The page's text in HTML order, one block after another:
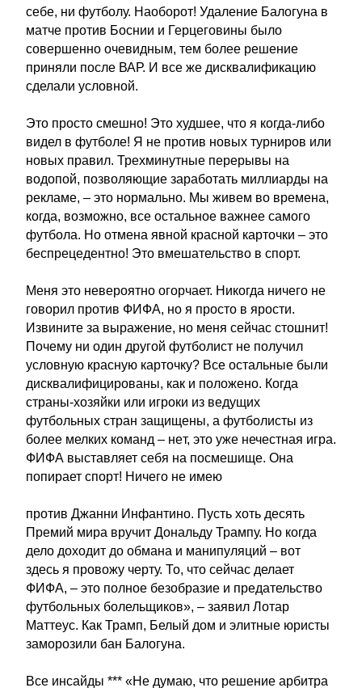
себе, ни футболу. Наоборот! Удаление Балогуна в
матче против Боснии и Герцеговины было
совершенно очевидным, тем более решение
приняли после ВАР. И все же дисквалификацию
сделали условной.
Это просто смешно! Это худшее, что я когда-либо
видел в футболе! Я не против новых турниров или
новых правил. Трехминутные перерывы на
водопой, позволяющие заработать миллиарды на
рекламе, – это нормально. Мы живем во времена,
когда, возможно, все остальное важнее самого
футбола. Но отмена явной красной карточки – это
беспрецедентно! Это вмешательство в спорт.
Меня это невероятно огорчает. Никогда ничего не
говорил против ФИФА, но я просто в ярости.
Извините за выражение, но меня сейчас стошнит!
Почему ни один другой футболист не получил
условную красную карточку? Все остальные были
дисквалифицированы, как и положено. Когда
страны-хозяйки или игроки из ведущих
футбольных стран защищены, а футболисты из
более мелких команд – нет, это уже нечестная игра.
ФИФА выставляет себя на посмешище. Она
попирает спорт! Ничего не имею
против Джанни Инфантино. Пусть хоть десять
Премий мира вручит Дональду Трампу. Но когда
дело доходит до обмана и манипуляций – вот
здесь я провожу черту. То, что сейчас делает
ФИФА, – это полное безобразие и предательство
футбольных болельщиков», – заявил Лотар
Маттеус. Как Трамп, Белый дом и элитные юристы
заморозили бан Балогуна.
Все инсайды *** «Не думаю, что решение арбитра